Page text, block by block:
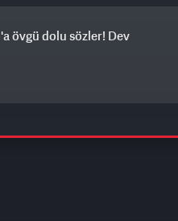
övgü dolu sözler! Dev